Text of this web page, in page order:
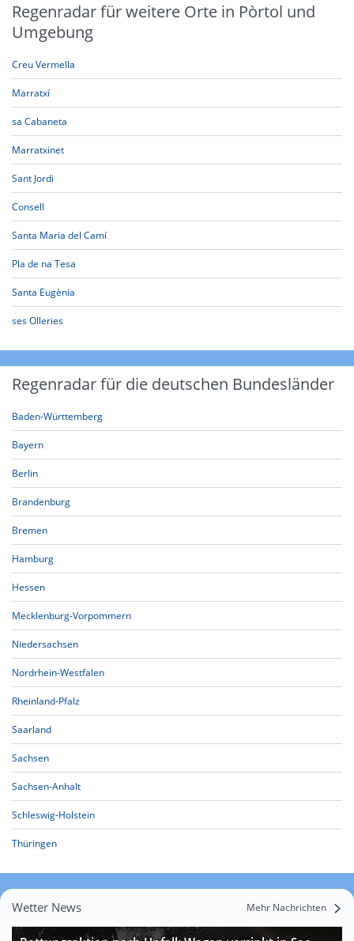
Regenradar für weitere Orte in Pòrtol und
Umgebung
Creu Vermella
Marratxí
sa Cabaneta
Marratxinet
Sant Jordi
Consell
Santa Maria del Camí
Pla de na Tesa
Santa Eugènia
ses Olleries
Regenradar für die deutschen Bundesländer
Baden-Württemberg
Bayern
Berlin
Brandenburg
Bremen
Hamburg
Hessen
Mecklenburg-Vorpommern
Niedersachsen
Nordrhein-Westfalen
Rheinland-Pfalz
Saarland
Sachsen
Sachsen-Anhalt
Schleswig-Holstein
Thüringen
Wetter News Mehr Nachrichten